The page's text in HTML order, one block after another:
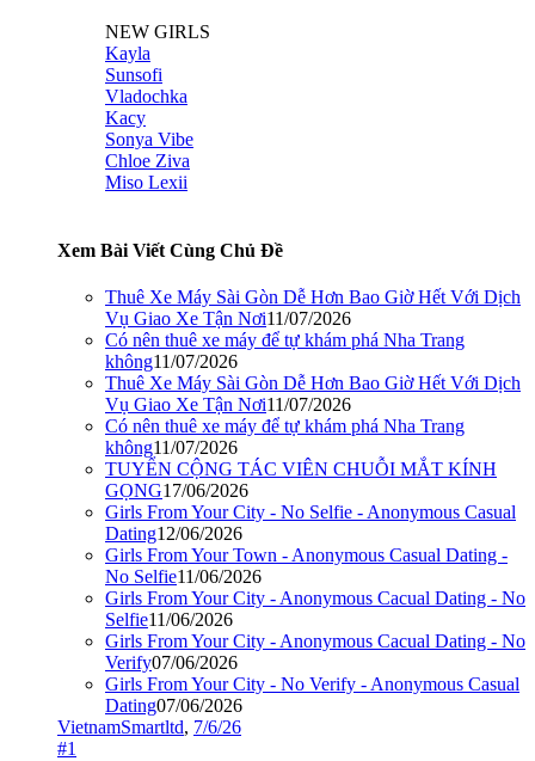
NEW GIRLS
Kayla
Sunsofi
Vladochka
Kacy
Sonya Vibe
Chloe Ziva
Miso Lexii
Xem Bài Viết Cùng Chủ Đề
Thuê Xe Máy Sài Gòn Dễ Hơn Bao Giờ Hết Với Dịch
Vụ Giao Xe Tận Nơi11/07/2026
Có nên thuê xe máy để tự khám phá Nha Trang
không11/07/2026
Thuê Xe Máy Sài Gòn Dễ Hơn Bao Giờ Hết Với Dịch
Vụ Giao Xe Tận Nơi11/07/2026
Có nên thuê xe máy để tự khám phá Nha Trang
không11/07/2026
TUYỂN CỘNG TÁC VIÊN CHUỖI MẮT KÍNH
GỌNG17/06/2026
Girls From Your City - No Selfie - Anonymous Casual
Dating12/06/2026
Girls From Your Town - Anonymous Casual Dating -
No Selfie11/06/2026
Girls From Your City - Anonymous Cacual Dating - No
Selfie11/06/2026
Girls From Your City - Anonymous Cacual Dating - No
Verify07/06/2026
Girls From Your City - No Verify - Anonymous Casual
Dating07/06/2026
VietnamSmartltd, 7/6/26
#1